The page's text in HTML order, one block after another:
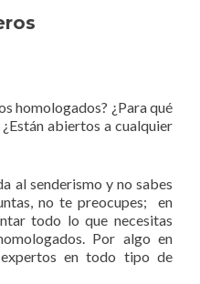
homologados? ¿Para qué
abiertos a cualquier
al senderismo y no sabes
no te preocupes; en
todo lo que necesitas
Por algo en
en todo tipo de